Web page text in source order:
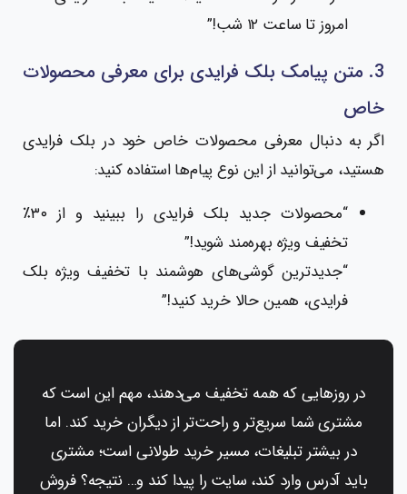
امروز تا ساعت ۱۲ شب!”
3. متن پیامک بلک فرایدی برای معرفی محصولات
خاص
اگر به دنبال معرفی محصولات خاص خود در بلک فرایدی
هستید، می‌توانید از این نوع پیام‌ها استفاده کنید:
“محصولات جدید بلک فرایدی را ببینید و از ۳۰٪
تخفیف ویژه بهره‌مند شوید!”
“جدیدترین گوشی‌های هوشمند با تخفیف ویژه بلک
فرایدی، همین حالا خرید کنید!”
در روزهایی که همه تخفیف می‌دهند، مهم این است که
مشتری شما سریع‌تر و راحت‌تر از دیگران خرید کند. اما
در بیشتر تبلیغات، مسیر خرید طولانی است؛ مشتری
باید آدرس وارد کند، سایت را پیدا کند و… نتیجه؟ فروش